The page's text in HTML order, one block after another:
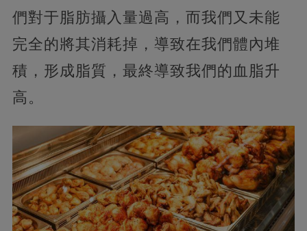
們對于脂肪攝入量過高，而我們又未能
完全的將其消耗掉，導致在我們體內堆
積，形成脂質，最終導致我們的血脂升
高。